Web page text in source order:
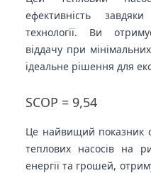
ефективність
технології. Ви
віддачу при
ідеальне рішення для
SCOP = 9,54
Це найвищий показник
теплових насосів на
енергії та грошей,